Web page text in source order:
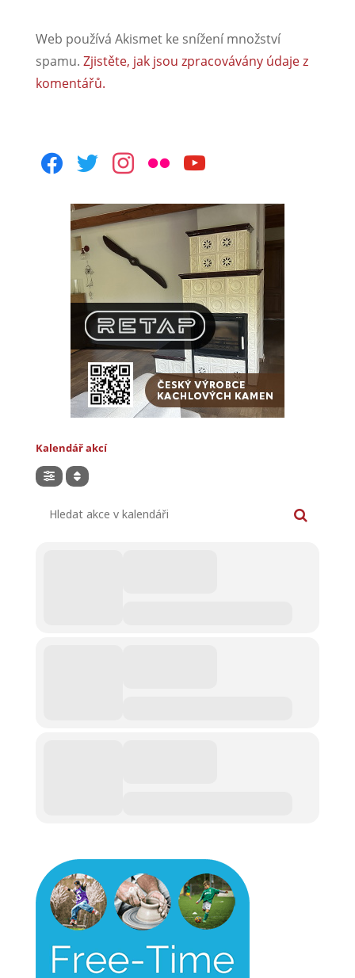
Web používá Akismet ke snížení množství
spamu. Zjistěte, jak jsou zpracovávány údaje z
komentářů.
facebooktwitterinstagram
flickr youtube
Kalendář akcí